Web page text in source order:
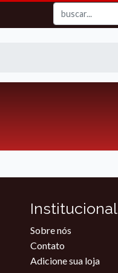
Institucional
Sobre nós
Contato
Adicione sua loja